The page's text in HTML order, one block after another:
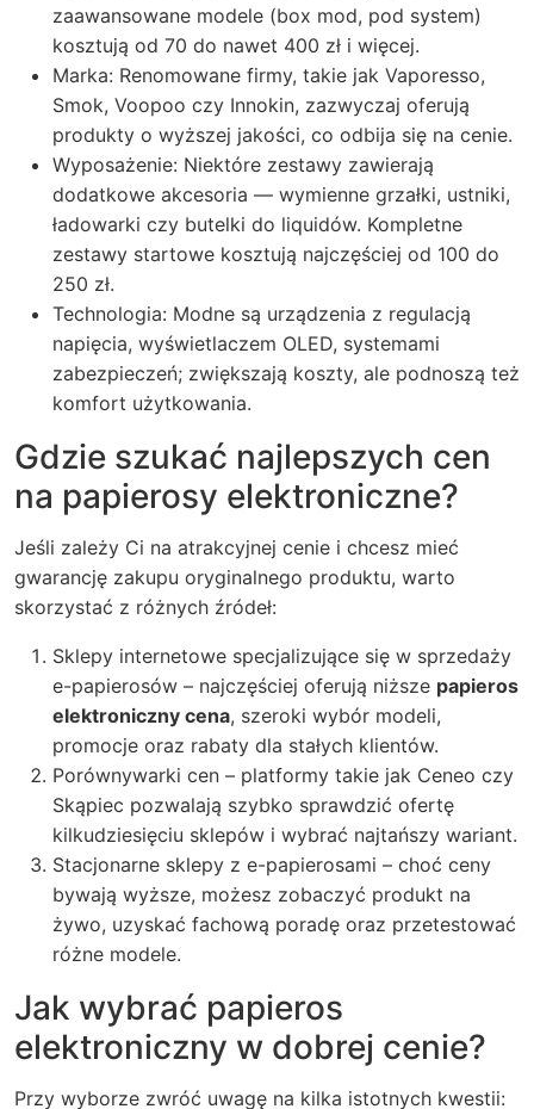
zaawansowane modele (box mod, pod system)
kosztują od 70 do nawet 400 zł i więcej.
Marka: Renomowane firmy, takie jak Vaporesso,
Smok, Voopoo czy Innokin, zazwyczaj oferują
produkty o wyższej jakości, co odbija się na cenie.
Wyposażenie: Niektóre zestawy zawierają
dodatkowe akcesoria — wymienne grzałki, ustniki,
ładowarki czy butelki do liquidów. Kompletne
zestawy startowe kosztują najczęściej od 100 do
250 zł.
Technologia: Modne są urządzenia z regulacją
napięcia, wyświetlaczem OLED, systemami
zabezpieczeń; zwiększają koszty, ale podnoszą też
komfort użytkowania.
Gdzie szukać najlepszych cen
na papierosy elektroniczne?
Jeśli zależy Ci na atrakcyjnej cenie i chcesz mieć
gwarancję zakupu oryginalnego produktu, warto
skorzystać z różnych źródeł:
Sklepy internetowe specjalizujące się w sprzedaży
e-papierosów – najczęściej oferują niższe papieros
elektroniczny cena, szeroki wybór modeli,
promocje oraz rabaty dla stałych klientów.
Porównywarki cen – platformy takie jak Ceneo czy
Skąpiec pozwalają szybko sprawdzić ofertę
kilkudziesięciu sklepów i wybrać najtańszy wariant.
Stacjonarne sklepy z e-papierosami – choć ceny
bywają wyższe, możesz zobaczyć produkt na
żywo, uzyskać fachową poradę oraz przetestować
różne modele.
Jak wybrać papieros
elektroniczny w dobrej cenie?
Przy wyborze zwróć uwagę na kilka istotnych kwestii: